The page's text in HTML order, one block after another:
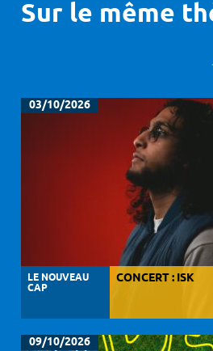
Sur le même
03/10/2026
LE NOUVEAU
CAP
CONCERT : ISK
09/10/2026